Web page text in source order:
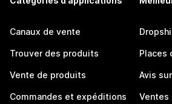
Canaux de vente
Trouver des produits
Vente de produits
Commandes et expéditions
Places
Avis